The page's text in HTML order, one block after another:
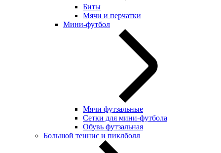
Биты
Мячи и перчатки
Мини-футбол
Мячи футзальные
Сетки для мини-футбола
Обувь футзальная
Большой теннис и пиклболл